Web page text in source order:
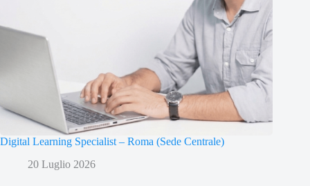
Digital Learning Specialist – Roma (Sede Centrale)
20 Luglio 2026